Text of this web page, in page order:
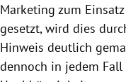
Marketing zum
gesetzt, wird dies
Hinweis deutlich
dennoch in jedem